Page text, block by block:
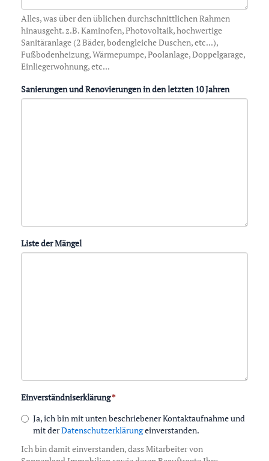
Alles, was über den üblichen durchschnittlichen Rahmen
hinausgeht. z.B. Kaminofen, Photovoltaik, hochwertige
Sanitäranlage (2 Bäder, bodengleiche Duschen, etc...),
Fußbodenheizung, Wärmepumpe, Poolanlage, Doppelgarage,
Einliegerwohnung, etc...
Sanierungen und Renovierungen in den letzten 10 Jahren
Liste der Mängel
Einverständniserklärung*
Ja, ich bin mit unten beschriebener Kontaktaufnahme und
mit derDatenschutzerklärungeinverstanden.
Ich bin damit einverstanden, dass Mitarbeiter von